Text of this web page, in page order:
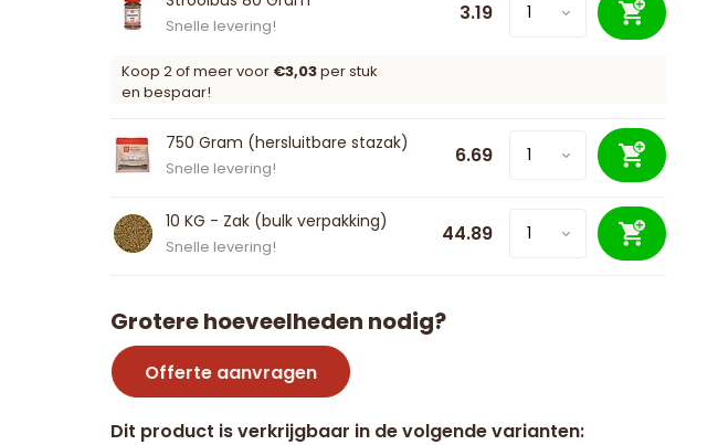
Snelle levering! 3.19
Koop 2 of meer voor €3,03per stuk
en bespaar!
750 Gram (hersluitbare stazak)
Snelle levering! 6.69
10 KG - Zak (bulk verpakking)
Snelle levering! 44.89
Grotere hoeveelheden nodig?
Offerte aanvragen
Dit product is verkrijgbaar in de volgende varianten: